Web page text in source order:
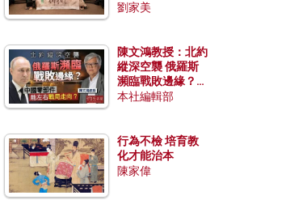
劉家美
陳文鴻教授：北約
縱深空襲 俄羅斯
瀕臨戰敗邊緣？中
國零部件能左右戰
本社編輯部
行為不檢 培育教
化才能治本
陳家偉